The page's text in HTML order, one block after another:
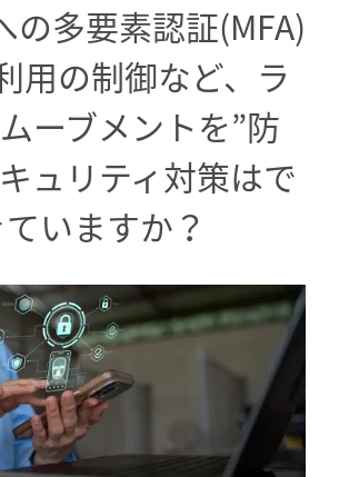
の多要素認証(MFA)
用の制御など、 ラ
ーブメントを”防
ュリティ対策はで
ていますか？